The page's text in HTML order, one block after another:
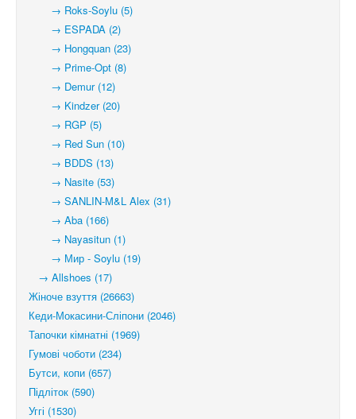
→ Roks-Soylu (5)
→ ESPADA (2)
→ Hongquan (23)
→ Prime-Opt (8)
→ Demur (12)
→ Kindzer (20)
→ RGP (5)
→ Red Sun (10)
→ BDDS (13)
→ Nasite (53)
→ SANLIN-M&L Alex (31)
→ Aba (166)
→ Nayasitun (1)
→ Мир - Soylu (19)
→ Allshoes (17)
Жіноче взуття (26663)
Кеди-Мокасини-Сліпони (2046)
Тапочки кімнатні (1969)
Гумові чоботи (234)
Бутси, копи (657)
Підліток (590)
Уггі (1530)